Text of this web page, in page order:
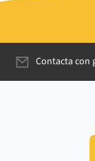
Contacta con